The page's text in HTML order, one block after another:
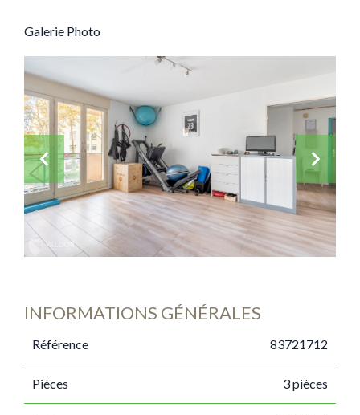
Galerie Photo
INFORMATIONS GÉNÉRALES
Référence 83721712
Pièces 3 pièces